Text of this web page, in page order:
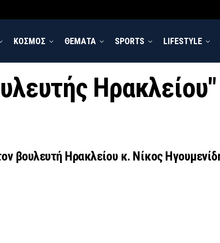
ΚΟΣΜΟΣ ΘΕΜΑΤΑ SPORTS LIFESTYLE
Ηρακλείου"
βουλευτή Ηρακλείου κ. Νίκος